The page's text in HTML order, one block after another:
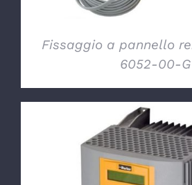
Fissaggio a pannello
6052-00-G